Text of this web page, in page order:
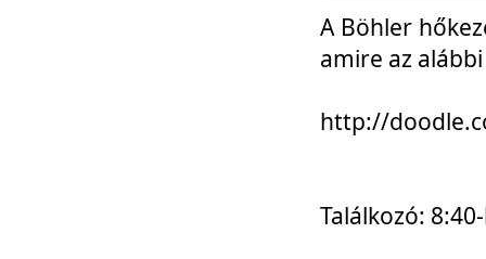
A Böhler
amire az
http://
Találkozó: